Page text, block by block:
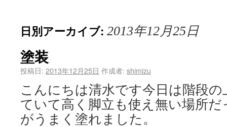
日別アーカイブ: 2013年12月25日
塗装
投稿日: 2013年12月25日 作成者: shimizu
こんにちは清水です今日は階段
ていて高く脚立も使え無い場所
がうまく塗れました。